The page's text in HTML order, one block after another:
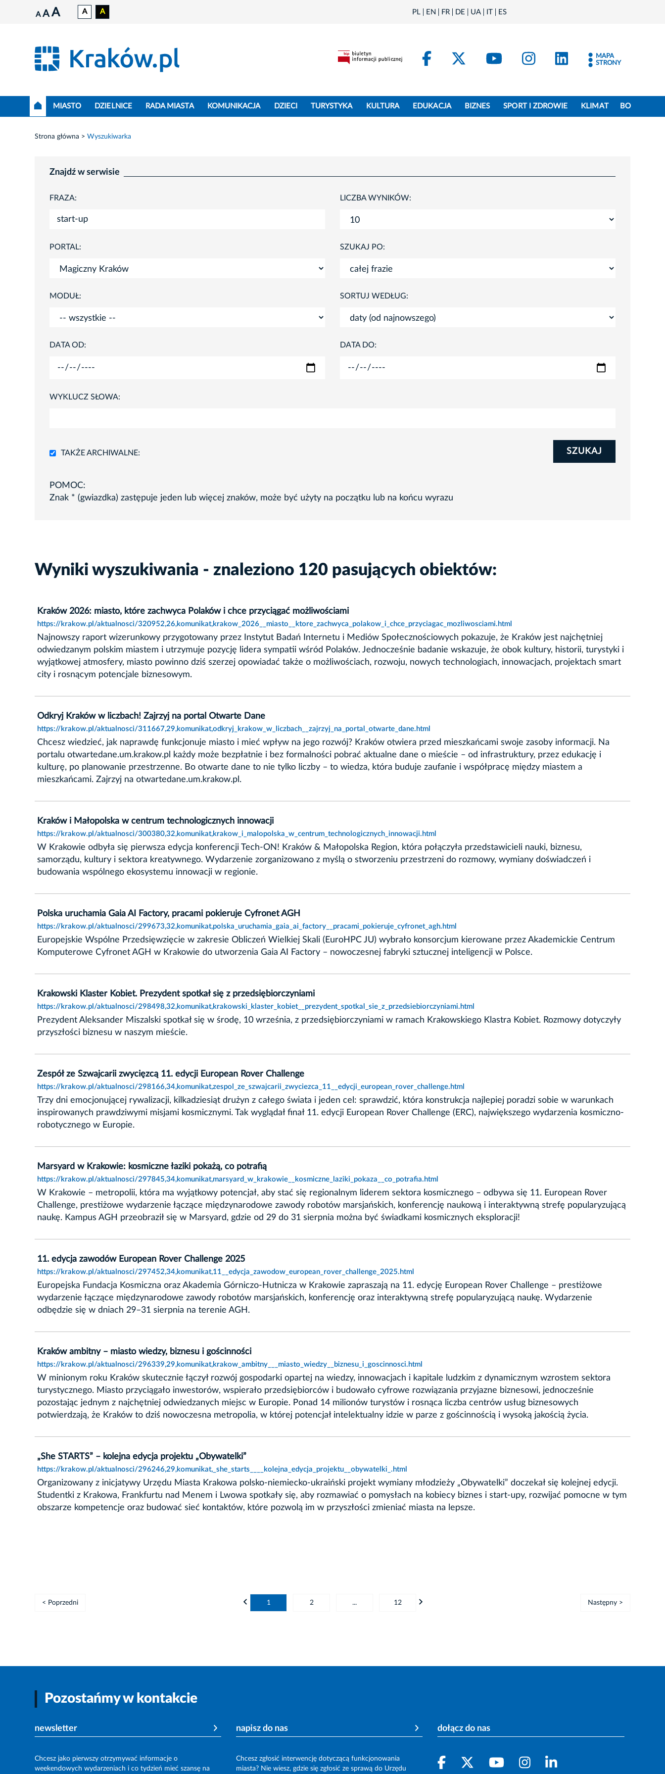
A A A A A PL EN FR DE UA IT ES
FacebookKraków - X
Kraków - YouTube
Kraków - Instagram
Kraków -
MAPA
STRONY
MIASTO DZIELNICE RADA MIASTA KOMUNIKACJA DZIECI TURYSTYKA KULTURA EDUKACJA BIZNES SPORT I ZDROWIE KLIMAT BO
Strona główna Wyszukiwarka
Znajdź w serwisie
FRAZA: LICZBA WYNIKÓW:
PORTAL: SZUKAJ PO:
MODUŁ: SORTUJ WEDŁUG:
DATA OD: DATA DO:
WYKLUCZ SŁOWA:
TAKŻE ARCHIWALNE: SZUKAJ
POMOC:
Znak * (gwiazdka) zastępuje jeden lub więcej znaków, może być użyty na początku lub na końcu wyrazu
Wyniki wyszukiwania - znaleziono 120 pasujących obiektów:
Kraków 2026: miasto, które zachwyca Polaków i chce przyciągać możliwościami
https://krakow.pl/aktualnosci/320952,26,komunikat,krakow_2026__miasto__ktore_zachwyca_polakow_i_chce_przyciagac_mozliwosciami.html
Najnowszy raport wizerunkowy przygotowany przez Instytut Badań Internetu i Mediów Społecznościowych pokazuje, że Kraków jest najchętniej
odwiedzanym polskim miastem i utrzymuje pozycję lidera sympatii wśród Polaków. Jednocześnie badanie wskazuje, że obok kultury, historii, turystyki i
wyjątkowej atmosfery, miasto powinno dziś szerzej opowiadać także o możliwościach, rozwoju, nowych technologiach, innowacjach, projektach smart
city i rosnącym potencjale biznesowym.
Odkryj Kraków w liczbach! Zajrzyj na portal Otwarte Dane
https://krakow.pl/aktualnosci/311667,29,komunikat,odkryj_krakow_w_liczbach__zajrzyj_na_portal_otwarte_dane.html
Chcesz wiedzieć, jak naprawdę funkcjonuje miasto i mieć wpływ na jego rozwój? Kraków otwiera przed mieszkańcami swoje zasoby informacji. Na
portalu otwartedane.um.krakow.pl każdy może bezpłatnie i bez formalności pobrać aktualne dane o mieście – od infrastruktury, przez edukację i
kulturę, po planowanie przestrzenne. Bo otwarte dane to nie tylko liczby – to wiedza, która buduje zaufanie i współpracę między miastem a
mieszkańcami. Zajrzyj na otwartedane.um.krakow.pl.
Kraków i Małopolska w centrum technologicznych innowacji
https://krakow.pl/aktualnosci/300380,32,komunikat,krakow_i_malopolska_w_centrum_technologicznych_innowacji.html
W Krakowie odbyła się pierwsza edycja konferencji Tech-ON! Kraków & Małopolska Region, która połączyła przedstawicieli nauki, biznesu,
samorządu, kultury i sektora kreatywnego. Wydarzenie zorganizowano z myślą o stworzeniu przestrzeni do rozmowy, wymiany doświadczeń i
budowania wspólnego ekosystemu innowacji w regionie.
Polska uruchamia Gaia AI Factory, pracami pokieruje Cyfronet AGH
https://krakow.pl/aktualnosci/299673,32,komunikat,polska_uruchamia_gaia_ai_factory__pracami_pokieruje_cyfronet_agh.html
Europejskie Wspólne Przedsięwzięcie w zakresie Obliczeń Wielkiej Skali (EuroHPC JU) wybrało konsorcjum kierowane przez Akademickie Centrum
Komputerowe Cyfronet AGH w Krakowie do utworzenia Gaia AI Factory – nowoczesnej fabryki sztucznej inteligencji w Polsce.
Krakowski Klaster Kobiet. Prezydent spotkał się z przedsiębiorczyniami
https://krakow.pl/aktualnosci/298498,32,komunikat,krakowski_klaster_kobiet__prezydent_spotkal_sie_z_przedsiebiorczyniami.html
Prezydent Aleksander Miszalski spotkał się w środę, 10 września, z przedsiębiorczyniami w ramach Krakowskiego Klastra Kobiet. Rozmowy dotyczyły
przyszłości biznesu w naszym mieście.
Zespół ze Szwajcarii zwycięzcą 11. edycji European Rover Challenge
https://krakow.pl/aktualnosci/298166,34,komunikat,zespol_ze_szwajcarii_zwyciezca_11__edycji_european_rover_challenge.html
Trzy dni emocjonującej rywalizacji, kilkadziesiąt drużyn z całego świata i jeden cel: sprawdzić, która konstrukcja najlepiej poradzi sobie w warunkach
inspirowanych prawdziwymi misjami kosmicznymi. Tak wyglądał finał 11. edycji European Rover Challenge (ERC), największego wydarzenia kosmiczno-
robotycznego w Europie.
Marsyard w Krakowie: kosmiczne łaziki pokażą, co potrafią
https://krakow.pl/aktualnosci/297845,34,komunikat,marsyard_w_krakowie__kosmiczne_laziki_pokaza__co_potrafia.html
W Krakowie – metropolii, która ma wyjątkowy potencjał, aby stać się regionalnym liderem sektora kosmicznego – odbywa się 11. European Rover
Challenge, prestiżowe wydarzenie łączące międzynarodowe zawody robotów marsjańskich, konferencję naukową i interaktywną strefę popularyzującą
naukę. Kampus AGH przeobraził się w Marsyard, gdzie od 29 do 31 sierpnia można być świadkami kosmicznych eksploracji!
11. edycja zawodów European Rover Challenge 2025
https://krakow.pl/aktualnosci/297452,34,komunikat,11__edycja_zawodow_european_rover_challenge_2025.html
Europejska Fundacja Kosmiczna oraz Akademia Górniczo-Hutnicza w Krakowie zapraszają na 11. edycję European Rover Challenge – prestiżowe
wydarzenie łączące międzynarodowe zawody robotów marsjańskich, konferencję oraz interaktywną strefę popularyzującą naukę. Wydarzenie
odbędzie się w dniach 29–31 sierpnia na terenie AGH.
Kraków ambitny – miasto wiedzy, biznesu i gościnności
https://krakow.pl/aktualnosci/296339,29,komunikat,krakow_ambitny___miasto_wiedzy__biznesu_i_goscinnosci.html
W minionym roku Kraków skutecznie łączył rozwój gospodarki opartej na wiedzy, innowacjach i kapitale ludzkim z dynamicznym wzrostem sektora
turystycznego. Miasto przyciągało inwestorów, wspierało przedsiębiorców i budowało cyfrowe rozwiązania przyjazne biznesowi, jednocześnie
pozostając jednym z najchętniej odwiedzanych miejsc w Europie. Ponad 14 milionów turystów i rosnąca liczba centrów usług biznesowych
potwierdzają, że Kraków to dziś nowoczesna metropolia, w której potencjał intelektualny idzie w parze z gościnnością i wysoką jakością życia.
„She STARTS” – kolejna edycja projektu „Obywatelki”
https://krakow.pl/aktualnosci/296246,29,komunikat,_she_starts____kolejna_edycja_projektu__obywatelki_.html
Organizowany z inicjatywy Urzędu Miasta Krakowa polsko-niemiecko-ukraiński projekt wymiany młodzieży „Obywatelki” doczekał się kolejnej edycji.
Studentki z Krakowa, Frankfurtu nad Menem i Lwowa spotkały się, aby rozmawiać o pomysłach na kobiecy biznes i start-upy, rozwijać pomocne w tym
obszarze kompetencje oraz budować sieć kontaktów, które pozwolą im w przyszłości zmieniać miasta na lepsze.
< Poprzedni 1 2 ... 12 Następny >
Pozostańmy w kontakcie
newsletter
Chcesz jako pierwszy otrzymywać informacje o
weekendowych wydarzeniach i co tydzień mieć szansę na
napisz do nas
Chcesz zgłosić interwencję dotyczącą funkcjonowania
miasta? Nie wiesz, gdzie się zgłosić ze sprawą do Urzędu
dołącz do nas